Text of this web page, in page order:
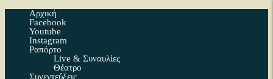
Αρχική
Facebook
Youtube
Instagram
Ραπόρτο
Live & Συναυλίες
Θέατρο
Συνεντεύξεις